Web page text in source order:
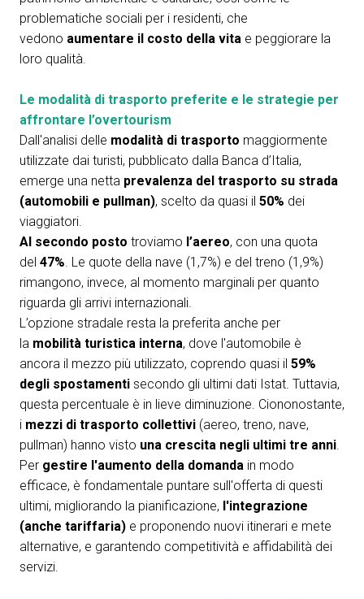
problematiche sociali per i residenti, che
vedono aumentare il costo della vita e peggiorare la
loro qualità.
Le modalità di trasporto preferite e le strategie per
affrontare l’overtourism
Dall'analisi delle modalità di trasporto maggiormente
utilizzate dai turisti, pubblicato dalla Banca d’Italia,
emerge una netta prevalenza del trasporto su strada
(automobili e pullman), scelto da quasi il 50% dei
viaggiatori.
Al secondo posto troviamo l’aereo, con una quota
del 47%. Le quote della nave (1,7%) e del treno (1,9%)
rimangono, invece, al momento marginali per quanto
riguarda gli arrivi internazionali.
L’opzione stradale resta la preferita anche per
la mobilità turistica interna, dove l'automobile è
ancora il mezzo più utilizzato, coprendo quasi il 59%
degli spostamenti secondo gli ultimi dati Istat. Tuttavia,
questa percentuale è in lieve diminuzione. Ciononostante,
i mezzi di trasporto collettivi (aereo, treno, nave,
pullman) hanno visto una crescita negli ultimi tre anni.
Per gestire l'aumento della domanda in modo
efficace, è fondamentale puntare sull'offerta di questi
ultimi, migliorando la pianificazione, l'integrazione
(anche tariffaria) e proponendo nuovi itinerari e mete
alternative, e garantendo competitività e affidabilità dei
servizi.